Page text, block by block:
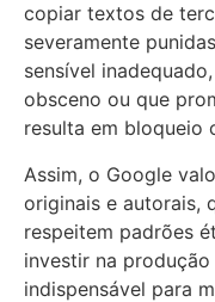
copiar textos de
severamente
sensível
obsceno ou que
resulta em bloqueio
Assim, o Google
originais e autorais,
respeitem padrões
investir na
indispensável para